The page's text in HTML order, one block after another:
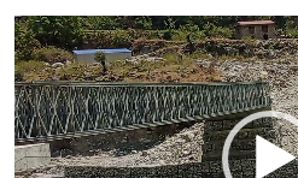
Video
Player